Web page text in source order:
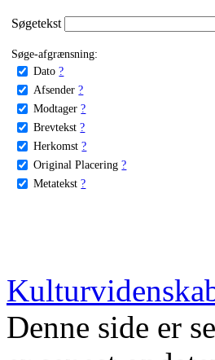
Søgetekst
Søge-afgrænsning:
Dato ?
Afsender ?
Modtager ?
Brevtekst ?
Herkomst ?
Original Placering ?
Metatekst ?
Denne side er